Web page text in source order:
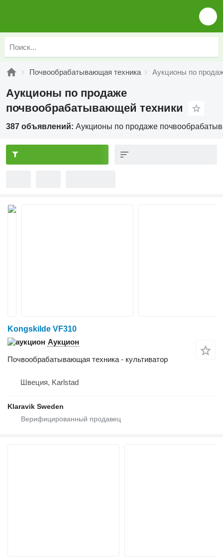
Почвообрабатывающая техника Аукционы по
Аукционы по продаже
почвообрабатывающей техники
387 объявлений: Аукционы по продаже
Kongskilde VF310
Аукцион
Почвообрабатывающая техника - культиватор
Швеция, Karlstad
Klaravik Sweden